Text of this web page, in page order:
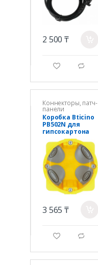
2 500 ₸
g d
Коннекторы, патч-
панели
Коробка Bticino
PB502N для
гипсокартона
3 565 ₸
g d